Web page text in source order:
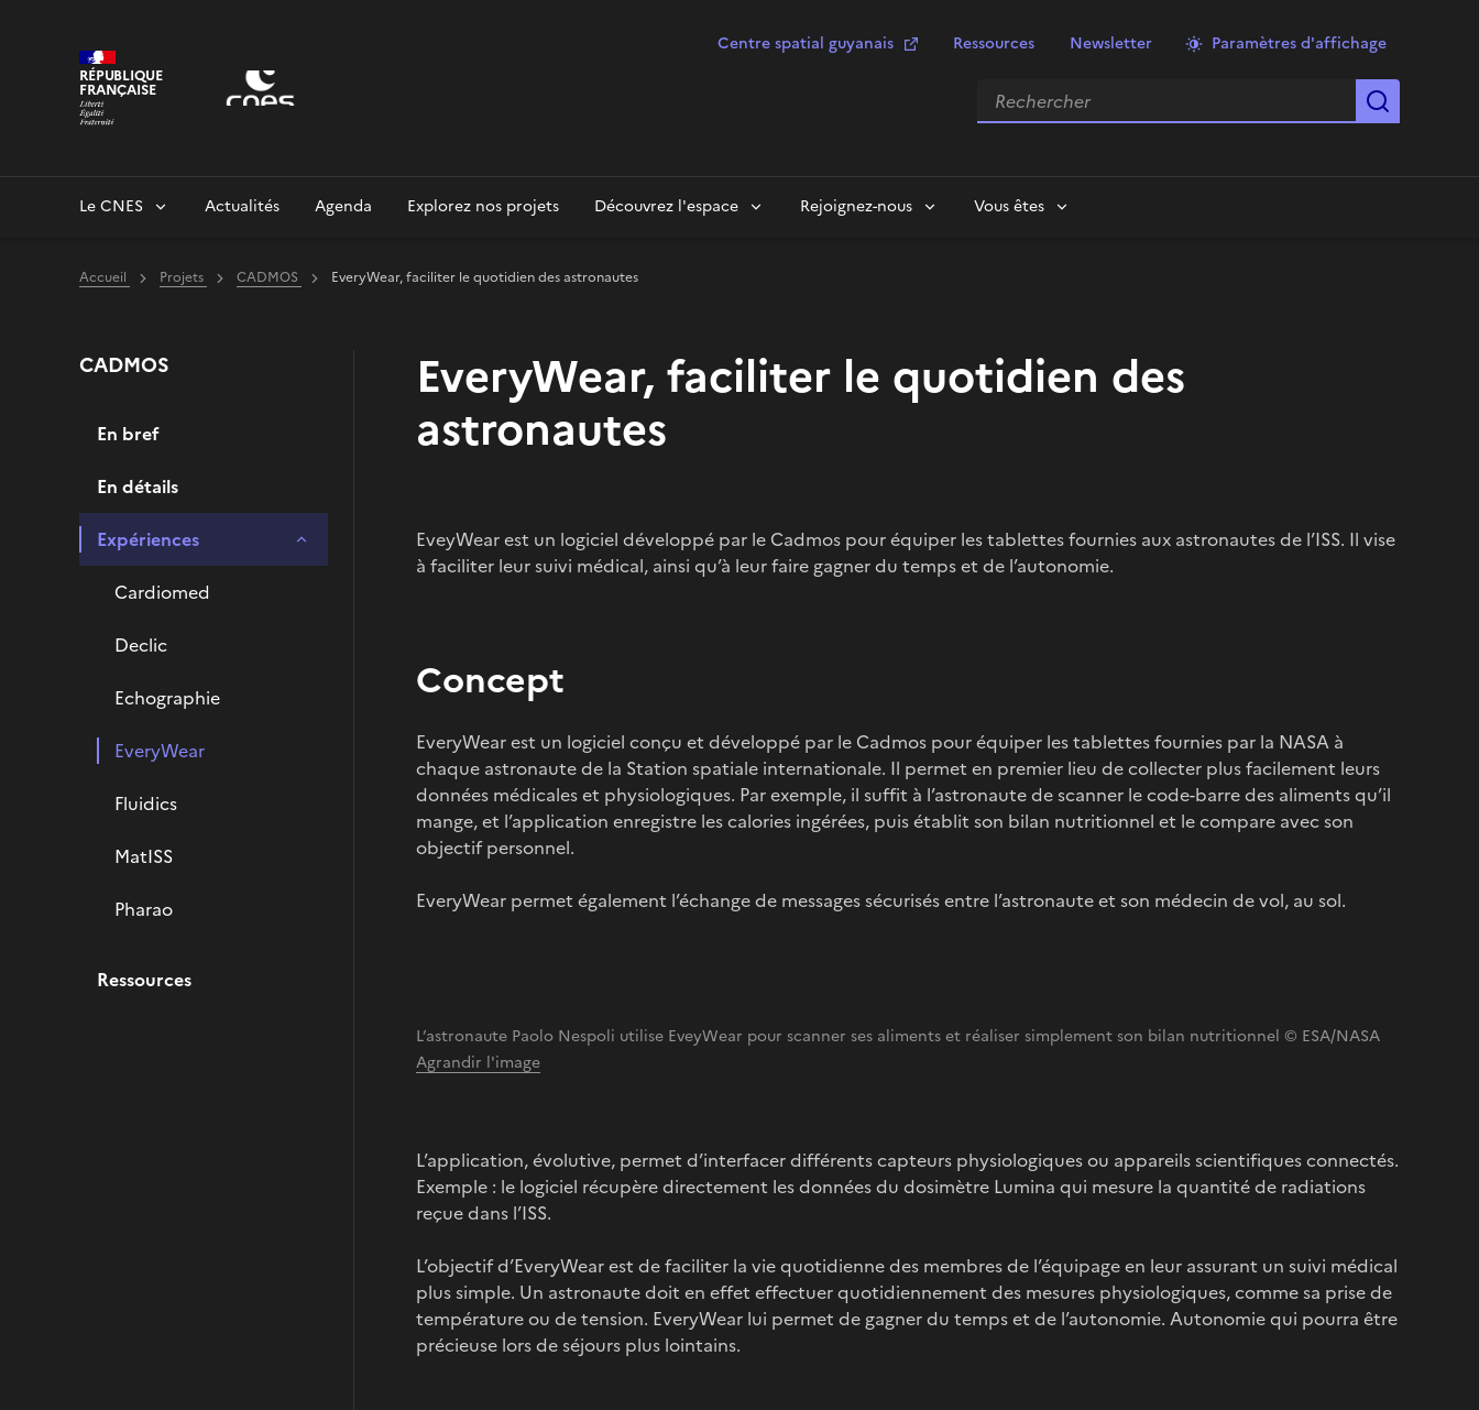
RÉPUBLIQUE
FRANÇAISE
Centre spatial guyanais Ressources Newsletter Paramètres d'affichage
Rechercher
Le CNES Actualités Agenda Explorez nos projets Découvrez l'espace Rejoignez-nous Vous êtes
Accueil Projets CADMOS EveryWear, faciliter le quotidien des astronautes
CADMOS
En bref
En détails
Expériences
Cardiomed
Declic
Echographie
EveryWear
Fluidics
MatISS
Pharao
Ressources
EveryWear, faciliter le quotidien des
astronautes
EveyWear est un logiciel développé par le Cadmos pour équiper les tablettes fournies aux astronautes de l’ISS. Il vise
à faciliter leur suivi médical, ainsi qu’à leur faire gagner du temps et de l’autonomie.
Concept
EveryWear est un logiciel conçu et développé par le Cadmos pour équiper les tablettes fournies par la NASA à
chaque astronaute de la Station spatiale internationale. Il permet en premier lieu de collecter plus facilement leurs
données médicales et physiologiques. Par exemple, il suffit à l’astronaute de scanner le code-barre des aliments qu’il
mange, et l’application enregistre les calories ingérées, puis établit son bilan nutritionnel et le compare avec son
objectif personnel.
EveryWear permet également l’échange de messages sécurisés entre l’astronaute et son médecin de vol, au sol.
L’astronaute Paolo Nespoli utilise EveyWear pour scanner ses aliments et réaliser simplement son bilan nutritionnel © ESA/NASA
Agrandir l'image
L’application, évolutive, permet d’interfacer différents capteurs physiologiques ou appareils scientifiques connectés.
Exemple : le logiciel récupère directement les données du dosimètre Lumina qui mesure la quantité de radiations
reçue dans l’ISS.
L’objectif d’EveryWear est de faciliter la vie quotidienne des membres de l’équipage en leur assurant un suivi médical
plus simple. Un astronaute doit en effet effectuer quotidiennement des mesures physiologiques, comme sa prise de
température ou de tension. EveryWear lui permet de gagner du temps et de l’autonomie. Autonomie qui pourra être
précieuse lors de séjours plus lointains.